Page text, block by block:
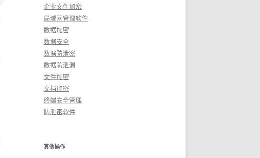
企业文件加密
局域网管理软件
数据加密
数据安全
数据防泄密
数据防泄漏
文件加密
文档加密
终端安全管理
防泄密软件
其他操作